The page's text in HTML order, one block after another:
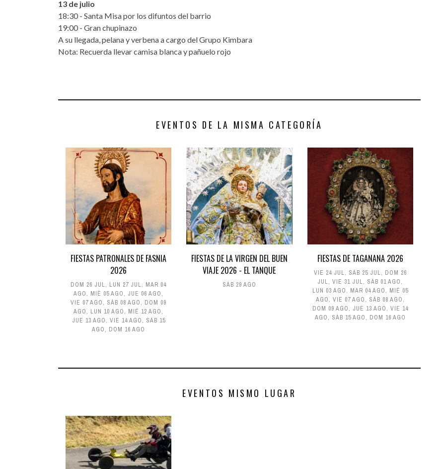
13 de julio
18:30 - Santa Misa por los difuntos del barrio
19:00 - Gran chupinazo
A su llegada, pelana y verbena a cargo del Grupo Kimbara
Nota: Recuerda llevar camisa blanca y pañuelo rojo
EVENTOS DE LA MISMA CATEGORÍA
FIESTAS PATRONALES DE FASNIA
2026
DOM 26 JUL, LUN 27 JUL, MAR 04
AGO, MIÉ 05 AGO, JUE 06 AGO,
VIE 07 AGO, SÁB 08 AGO, DOM 09
AGO, LUN 10 AGO, MIÉ 12 AGO,
JUE 13 AGO, VIE 14 AGO, SÁB 15
AGO, DOM 16 AGO
FIESTAS DE LA VIRGEN DEL BUEN
VIAJE 2026 - EL TANQUE
SÁB 29 AGO
FIESTAS DE TAGANANA 2026
VIE 24 JUL, SÁB 25 JUL, DOM 26
JUL,VIE 31 JUL, SÁB 01 AGO,
LUN 03 AGO, MAR 04 AGO, MIÉ 05
AGO, VIE 07 AGO, SÁB 08 AGO,
DOM 09 AGO, JUE 13 AGO, VIE 14
AGO, SÁB 15 AGO, DOM 16 AGO
EVENTOS MISMO LUGAR